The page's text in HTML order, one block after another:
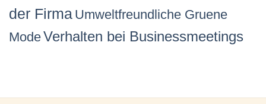
der Firma Umweltfreundliche Gruene
ModeVerhalten bei Businessmeetings